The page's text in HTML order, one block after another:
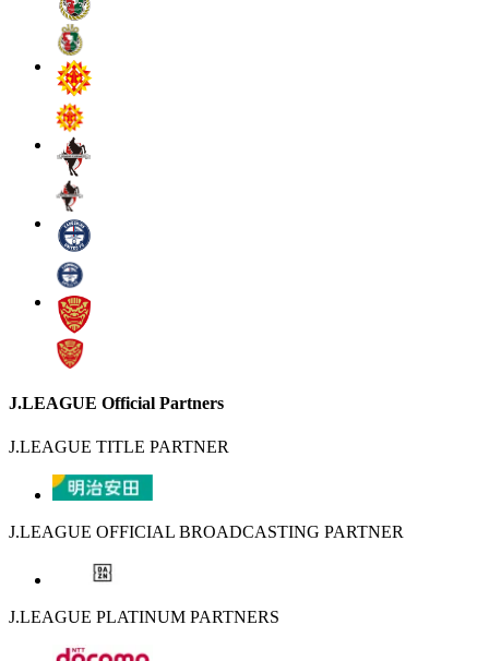
J.LEAGUE Official Partners
J.LEAGUE TITLE PARTNER
J.LEAGUE OFFICIAL BROADCASTING PARTNER
J.LEAGUE PLATINUM PARTNERS